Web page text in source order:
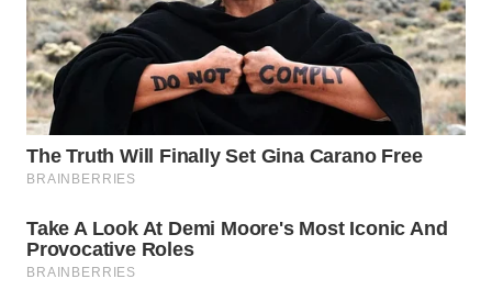
WN
SAMOSIR
PADANG
LAWAS
SUMEDANG
WN